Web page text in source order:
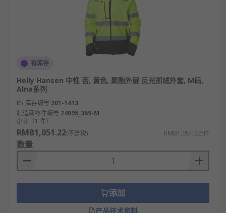
有库存
Helly Hansen 中性 否, 黄色, 聚酯外层 反光抓绒外套, M码,
Alna系列
RS 库存编号 201-1413
制造商零件编号 74095_369-M
小计（1 件）
RMB1,051.22(不含税) RMB1,051.22/件
数量
添加
产品技术资料